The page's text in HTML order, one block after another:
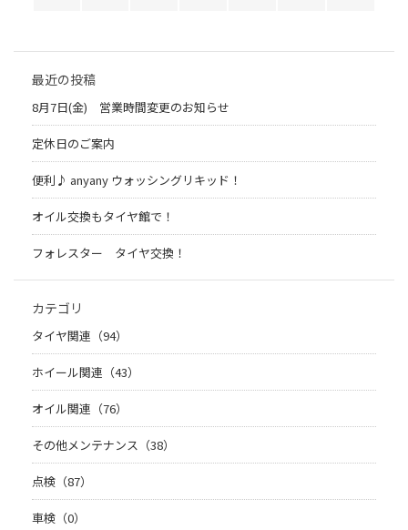
最近の投稿
8月7日(金) 営業時間変更のお知らせ
定休日のご案内
便利♪ anyany ウォッシングリキッド！
オイル交換もタイヤ館で！
フォレスター タイヤ交換！
カテゴリ
タイヤ関連（94）
ホイール関連（43）
オイル関連（76）
その他メンテナンス（38）
点検（87）
車検（0）